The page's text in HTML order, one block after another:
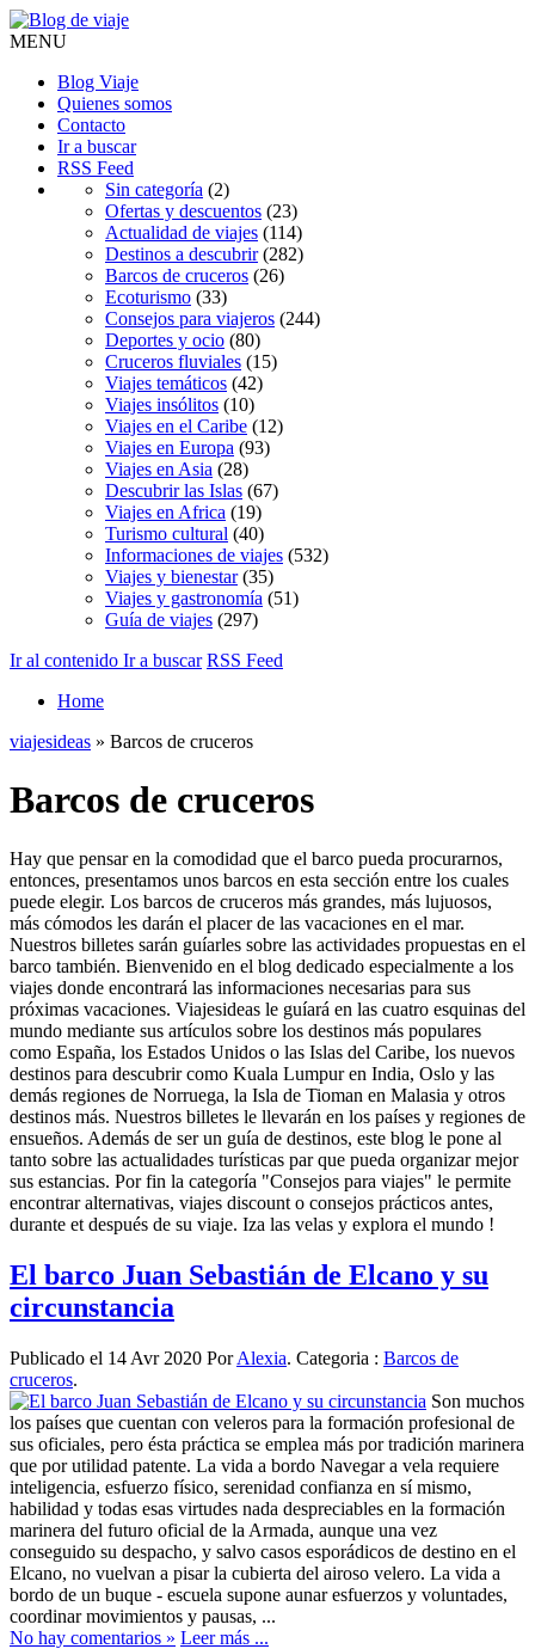
MENU
Blog Viaje
Quienes somos
Contacto
Ir a buscar
RSS Feed
Sin categoría (2)
Ofertas y descuentos (23)
Actualidad de viajes (114)
Destinos a descubrir(282)
Barcos de cruceros (26)
Ecoturismo (33)
Consejos para viajeros (244)
Deportes y ocio (80)
Cruceros fluviales (15)
Viajes temáticos (42)
Viajes insólitos (10)
Viajes en el Caribe (12)
Viajes en Europa (93)
Viajes en Asia (28)
Descubrir las Islas (67)
Viajes en Africa (19)
Turismo cultural (40)
Informaciones de viajes (532)
Viajes y bienestar(35)
Viajes y gastronomía (51)
Guía de viajes (297)
Ir al contenido Ir a buscar RSS Feed
Home
viajesideas » Barcos de cruceros
Barcos de cruceros
Hay que pensar en la comodidad que el barco pueda procurarnos,
entonces, presentamos unos barcos en esta sección entre los cuales
puede elegir. Los barcos de cruceros más grandes, más lujuosos,
más cómodos les darán el placer de las vacaciones en el mar.
Nuestros billetes sarán guíarles sobre las actividades propuestas en el
barco también. Bienvenido en el blog dedicado especialmente a los
viajes donde encontrará las informaciones necesarias para sus
próximas vacaciones. Viajesideas le guíará en las cuatro esquinas del
mundo mediante sus artículos sobre los destinos más populares
como España, los Estados Unidos o las Islas del Caribe, los nuevos
destinos para descubrir como Kuala Lumpur en India, Oslo y las
demás regiones de Norruega, la Isla de Tioman en Malasia y otros
destinos más. Nuestros billetes le llevarán en los países y regiones de
ensueños. Además de ser un guía de destinos, este blog le pone al
tanto sobre las actualidades turísticas par que pueda organizar mejor
sus estancias. Por fin la categoría "Consejos para viajes" le permite
encontrar alternativas, viajes discount o consejos prácticos antes,
durante et después de su viaje. Iza las velas y explora el mundo !
El barco Juan Sebastián de Elcano y su
circunstancia
Publicado el 14 Avr 2020 PorAlexia. Categoria : Barcos de
cruceros.
Son muchos
los países que cuentan con veleros para la formación profesional de
sus oficiales, pero ésta práctica se emplea más por tradición marinera
que por utilidad patente. La vida a bordo Navegar a vela requiere
inteligencia, esfuerzo físico, serenidad confianza en sí mismo,
habilidad y todas esas virtudes nada despreciables en la formación
marinera del futuro oficial de la Armada, aunque una vez
conseguido su despacho, y salvo casos esporádicos de destino en el
Elcano, no vuelvan a pisar la cubierta del airoso velero. La vida a
bordo de un buque - escuela supone aunar esfuerzos y voluntades,
coordinar movimientos y pausas, ...
No hay comentarios » Leer más ...